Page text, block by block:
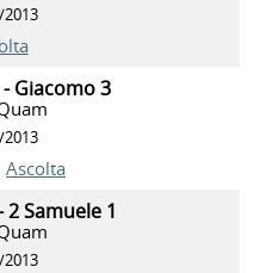
Giacomo 3
Ascolta
2 Samuele 1